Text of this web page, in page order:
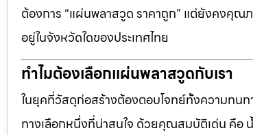
ต้องการ “แผ่นพลาสวูด ราคาถูก” แต่ยังคงคุณ
อยู่ในจังหวัดใดของประเทศไทย
ทำไมต้องเลือกแผ่นพลาสวูดกับเรา
ในยุคที่วัสดุก่อสร้างต้องตอบโจทย์ทั้งความทน
ทางเลือกหนึ่งที่น่าสนใจ ด้วยคุณสมบัติเด่น คือ